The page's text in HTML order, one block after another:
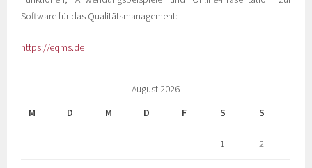
Software für das Qualitätsmanagement:
https://eqms.de
August 2026
M
D M D F S S
1 2